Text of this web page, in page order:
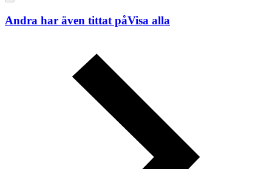
Andra har även tittat påVisa alla